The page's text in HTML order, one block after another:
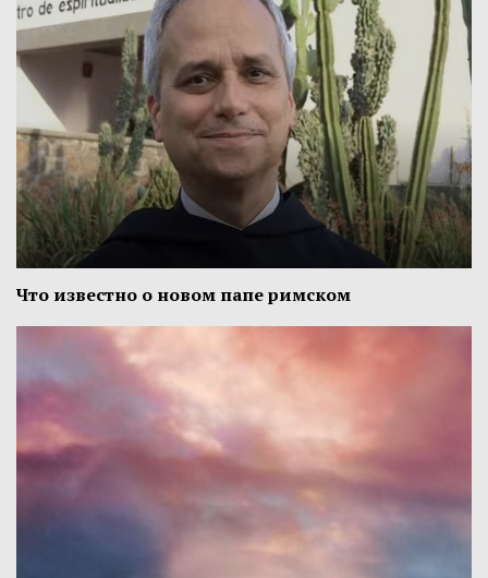
Что известно о новом папе римском